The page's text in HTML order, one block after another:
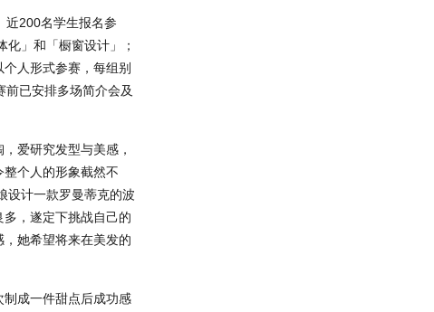
近200名学生报名参
」和「橱窗设计」；
人形式参赛，每组别
已安排多场简介会及
爱研究发型与美感，
个人的形象截然不
设计一款罗曼蒂克的波
，遂定下挑战自己的
她希望将来在美发的
成一件甜点后成功感